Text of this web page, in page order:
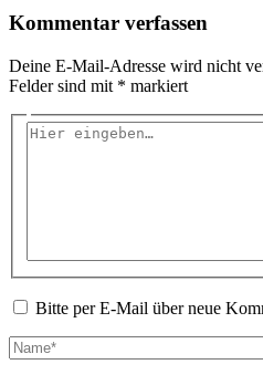
Kommentar verfassen
Deine E-Mail-Adresse wird nicht
Felder sind mit * markiert
Hier
Bitte per E-Mail über neue
Name*